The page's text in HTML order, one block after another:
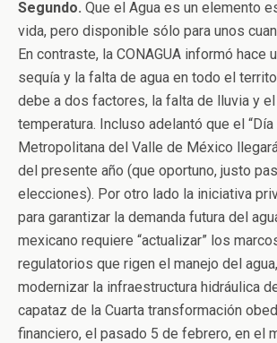
Segundo. Que el Agua es un elemento
vida, pero disponible sólo para unos
En contraste, la CONAGUA informó hace
sequía y la falta de agua en todo el
debe a dos factores, la falta de lluvia y
temperatura. Incluso adelantó que el “Día
Metropolitana del Valle de México
del presente año (que oportuno, justo
elecciones). Por otro lado la iniciativa
para garantizar la demanda futura del
mexicano requiere “actualizar” los
regulatorios que rigen el manejo del
modernizar la infraestructura hidráulica
capataz de la Cuarta transformación
financiero, el pasado 5 de febrero, en el